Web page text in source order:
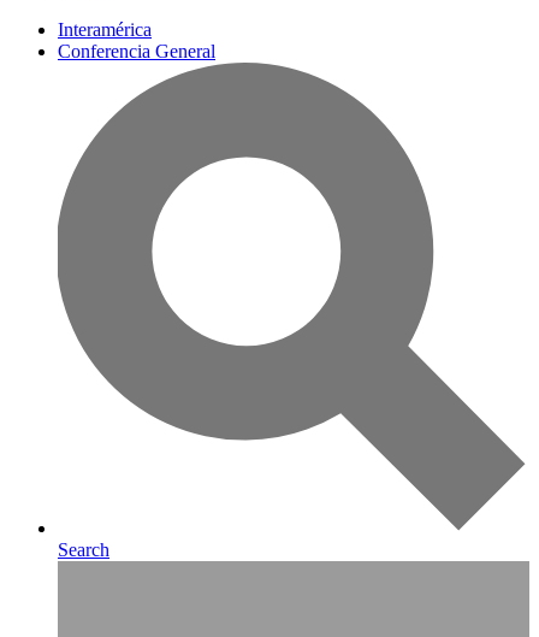
Interamérica
Conferencia General
Search